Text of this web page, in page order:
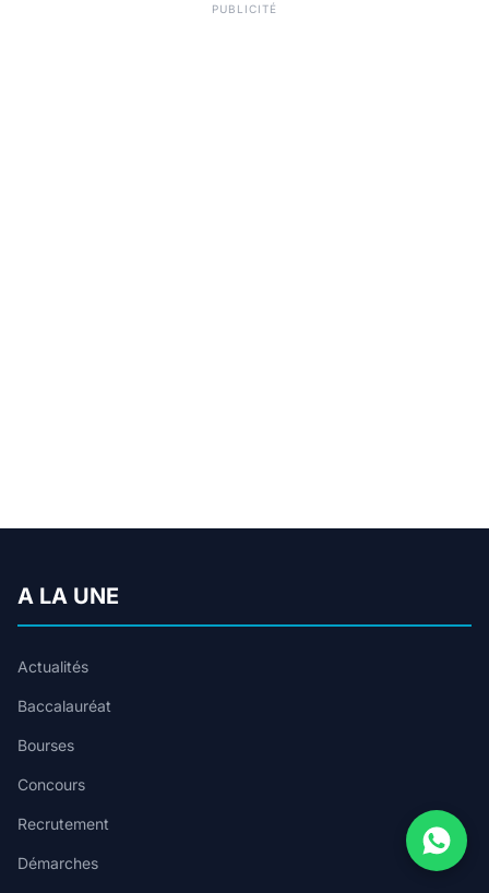
PUBLICITÉ
A LA UNE
Actualités
Baccalauréat
Bourses
Concours
Recrutement
Démarches